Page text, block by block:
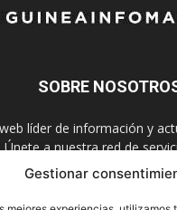
Gestionar
SOBRE
líder de información y
Únete a nuestra red de
digital también en las redes